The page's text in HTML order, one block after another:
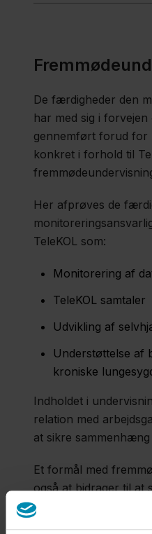
De færdigheder den
har med sig i
gennemført forud for
konkret i forhold til
Her afprøves de
TeleKOL som:
Monitorering af
TeleKOL samtaler
Udvikling af
Understøttelse af
kroniske
Indholdet i
relation med
at sikre
Et formål med
også at bidrager til at
samarbejdet med andre